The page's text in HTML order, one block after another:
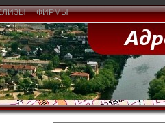
ФИРМЫ